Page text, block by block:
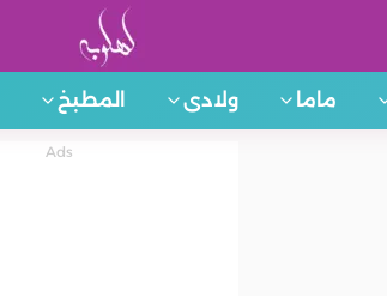
ماما ولادى المطبخ